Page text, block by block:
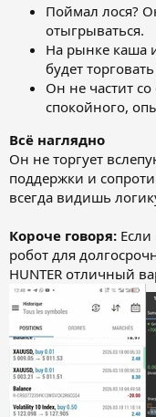
Поймал лося?
отыгрываться.
На рынке каша
будет
Он не частит
спокойного,
Всё наглядно
Он не торгует
поддержки и
всегда видишь
Короче говоря:
робот для
HUNTER отличный